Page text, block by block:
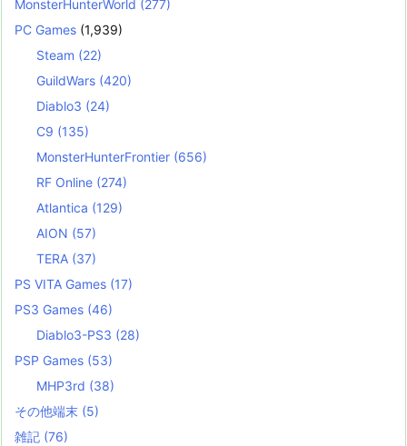
MonsterHunterWorld (277)
PC Games (1,939)
Steam (22)
GuildWars (420)
Diablo3 (24)
C9 (135)
MonsterHunterFrontier (656)
RF Online (274)
Atlantica (129)
AION (57)
TERA (37)
PS VITA Games (17)
PS3 Games (46)
Diablo3-PS3 (28)
PSP Games (53)
MHP3rd (38)
その他端末 (5)
雑記 (76)